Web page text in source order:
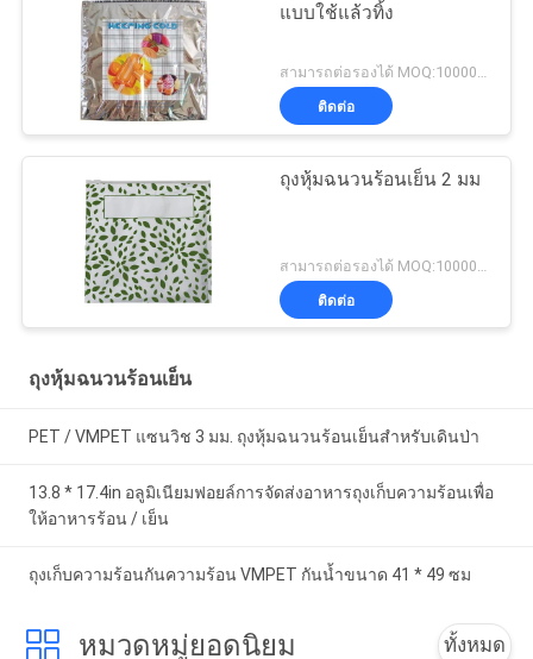
แบบใช้แล้วทิ้ง
สามารถต่อรองได้ MOQ:10000pcs
ติดต่อ
ถุงหุ้มฉนวนร้อนเย็น 2 มม
สามารถต่อรองได้ MOQ:10000pcs
ติดต่อ
ถุงหุ้มฉนวนร้อนเย็น
PET / VMPET แซนวิช 3 มม. ถุงหุ้มฉนวนร้อนเย็นสำหรับเดินป่า
13.8 * 17.4in อลูมิเนียมฟอยล์การจัดส่งอาหารถุงเก็บความร้อนเพื่อ
ให้อาหารร้อน / เย็น
ถุงเก็บความร้อนกันความร้อน VMPET กันน้ำขนาด 41 * 49 ซม
หมวดหมู่ยอดนิยม ทั้งหมด